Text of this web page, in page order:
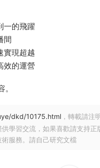
一的飛躍
間
實現超越
效的運營
dkd/10175.html ，轉載請注
學習交流，如果喜歡請支持
服務。請自己研究文檔